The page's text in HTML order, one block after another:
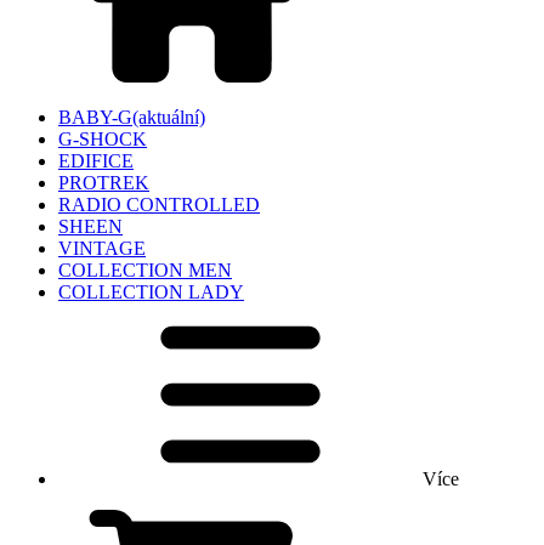
BABY-G(aktuální)
G-SHOCK
EDIFICE
PROTREK
RADIO CONTROLLED
SHEEN
VINTAGE
COLLECTION MEN
COLLECTION LADY
Více